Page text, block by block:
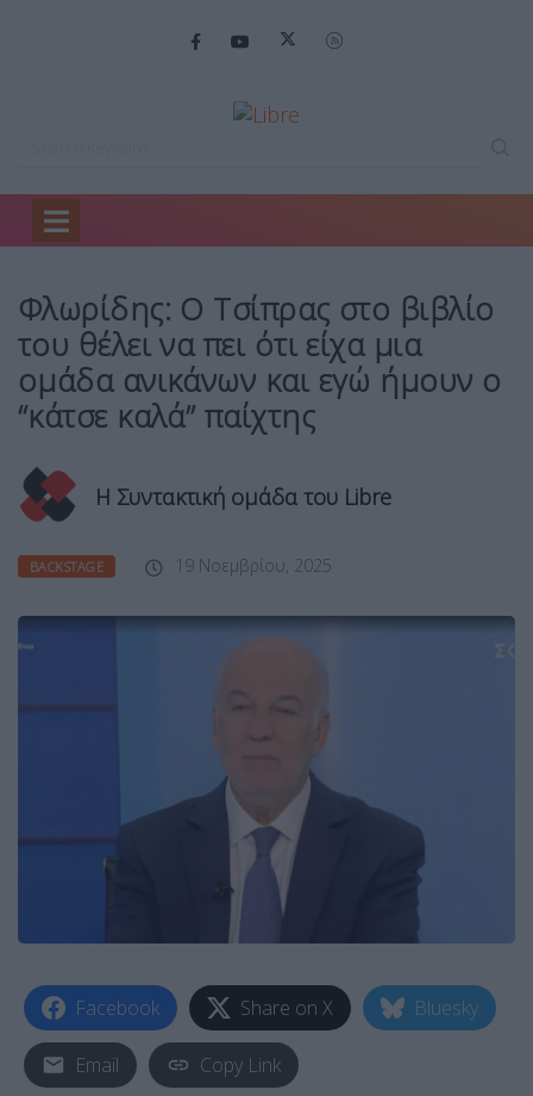
Home
Φλωρίδης: Ο Τσίπρας στο βιβλίο
του θέλει να πει ότι είχα μια
ομάδα ανικάνων και εγώ ήμουν ο
“κάτσε καλά” παίχτης
Η Συντακτική ομάδα του Libre
BACKSTAGE 19 Νοεμβρίου, 2025
Facebook Share on X Bluesky
Email Copy Link